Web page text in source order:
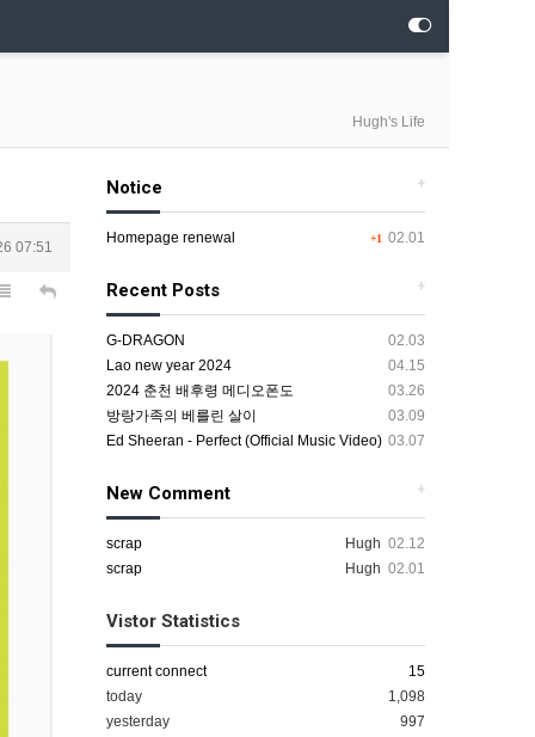
Hugh's Life
07:51
+
Notice
+1 02.01
Homepage renewal
+
Recent Posts
02.03
G-DRAGON
04.15
Lao new year 2024
03.26
2024 춘천 배후령 메디오폰도
03.09
방랑가족의 베를린 살이
03.07
Ed Sheeran - Perfect (Official Music Video)
+
New Comment
Hugh 02.12
scrap
Hugh 02.01
scrap
Vistor Statistics
current connect
15
today
1,098
yesterday
997